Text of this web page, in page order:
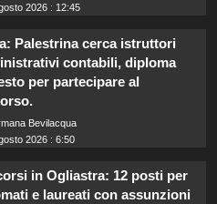
2026 : 12:45
Palestrina cerca istruttori
contabili, diploma
per partecipare al
Bevilacqua
2026 : 6:50
in Ogliastra: 12 posti per
e laureati con assunzioni